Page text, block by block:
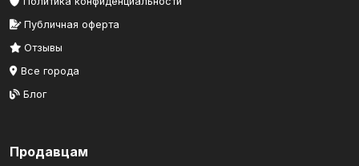
Публичная оферта
Отзывы
Все города
Блог
Продавцам